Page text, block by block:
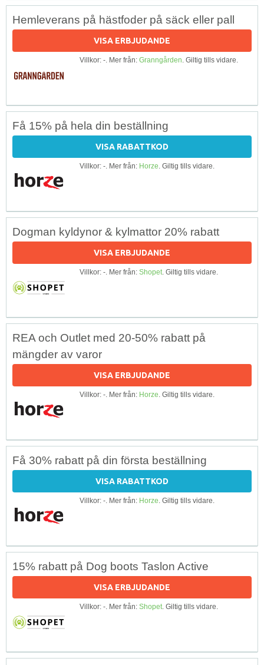
Hemleverans på hästfoder på säck eller pall
VISA ERBJUDANDE
Villkor: -. Mer från: Granngården. Giltig tills vidare.
Få 15% på hela din beställning
VISA RABATTKOD
Villkor: -. Mer från: Horze. Giltig tills vidare.
Dogman kyldynor & kylmattor 20% rabatt
VISA ERBJUDANDE
Villkor: -. Mer från: Shopet. Giltig tills vidare.
REA och Outlet med 20-50% rabatt på
mängder av varor
VISA ERBJUDANDE
Villkor: -. Mer från: Horze. Giltig tills vidare.
Få 30% rabatt på din första beställning
VISA RABATTKOD
Villkor: -. Mer från: Horze. Giltig tills vidare.
15% rabatt på Dog boots Taslon Active
VISA ERBJUDANDE
Villkor: -. Mer från: Shopet. Giltig tills vidare.